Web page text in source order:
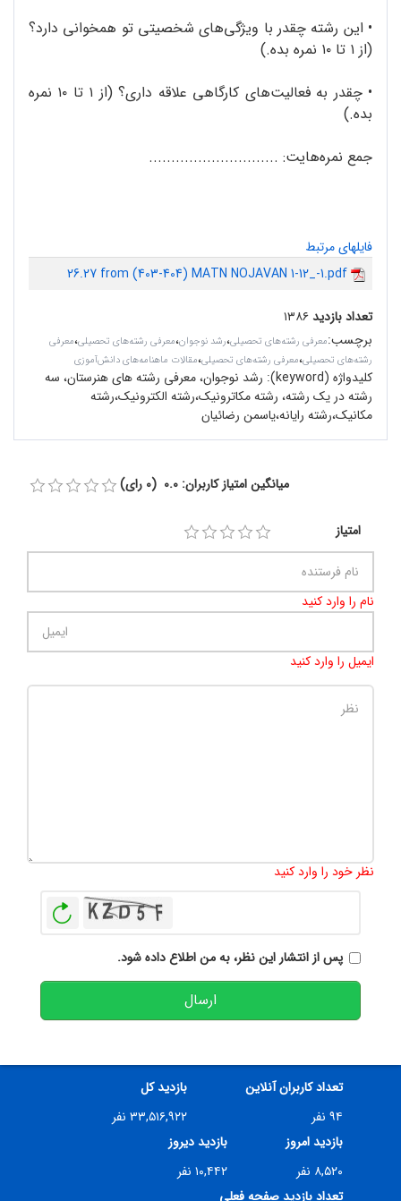
• این رشته چقدر با ویژگی‌های شخصیتی تو همخوانی دارد؟
(از ۱ تا ۱۰ نمره بده.)
• چقدر به فعالیت‌های کارگاهی علاقه داری؟ (از ۱ تا ۱۰ نمره
بده.)
جمع نمره‌هایت: .............................
فایلهای مرتبط
26.27 from (403-404) MATN NOJAVAN 1-12_-1.pdf
تعداد بازدید۱۳۸۶
برچسب:معرفی رشته‌های تحصیلی،رشد نوجوان،معرفی رشته‌های تحصیلی،معرفی
رشته‌های تحصیلی،معرفی رشته‌‌های تحصیلی،مقالات ماهنامه‌های دانش‌آموزی
کلیدواژه (keyword):
رشد نوجوان، معرفی رشته های هنرستان، سه
رشته در یک رشته، رشته مکاترونیک،رشته الکترونیک،رشته
مکانیک،رشته رایانه،یاسمن رضائیان
میانگین امتیاز کاربران: 0.0 (0 رای)
امتیاز
نام را وارد کنید
ایمیل را وارد کنید
نظر خود را وارد کنید
پس از انتشار این نظر، به من اطلاع داده شود.
ارسال
تعداد کاربران آنلاین
۹۴ نفر
بازدید کل
۳۳,۵۱۶,۹۲۲ نفر
بازدید امروز
۸,۵۲۰ نفر
بازدید دیروز
۱۰,۴۴۲ نفر
تعداد بازدید صفحه فعلی